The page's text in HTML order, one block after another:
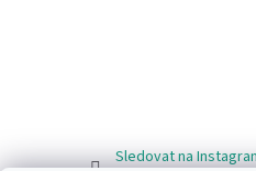
Sledovat na